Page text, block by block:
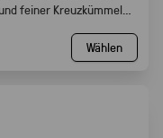
feiner Kreuzkümmel
Wählen